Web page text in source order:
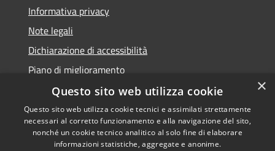
Informativa privacy
Note legali
Dichiarazione di accessibilità
Piano di miglioramento
Accessibility
Copyright © 2026 • Town of •
Powered byMunicipium
×
Questo sito web utilizza cookie
Questo sito web utilizza cookie tecnici e assimilati strettamente
necessari al corretto funzionamento e alla navigazione del sito,
nonché un cookie tecnico analitico al solo fine di elaborare
informazioni statistiche, aggregate e anonime.